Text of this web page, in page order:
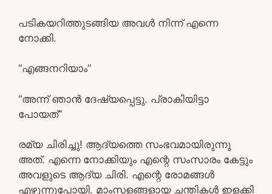
പടികയറിത്തുടങ്ങിയ അവള്‍ നിന്ന് എന്നെ
നോക്കി.
“എങ്ങനറിയാം”
“അന്ന് ഞാന്‍ ദേഷ്യപ്പെട്ടു. പ്രാകിയിട്ടാ
പോയത്”
രമ്യ ചിരിച്ചു! ആദ്യത്തെ സംഭവമായിരുന്നു
അത്. എന്നെ നോക്കിയും എന്റെ സംസാരം കേട്ടും
അവളുടെ ആദ്യ ചിരി. എന്റെ രോമങ്ങള്‍
എഴുന്നുപോയി. മാംസളങ്ങളായ ചന്തികള്‍ ഇളക്കി